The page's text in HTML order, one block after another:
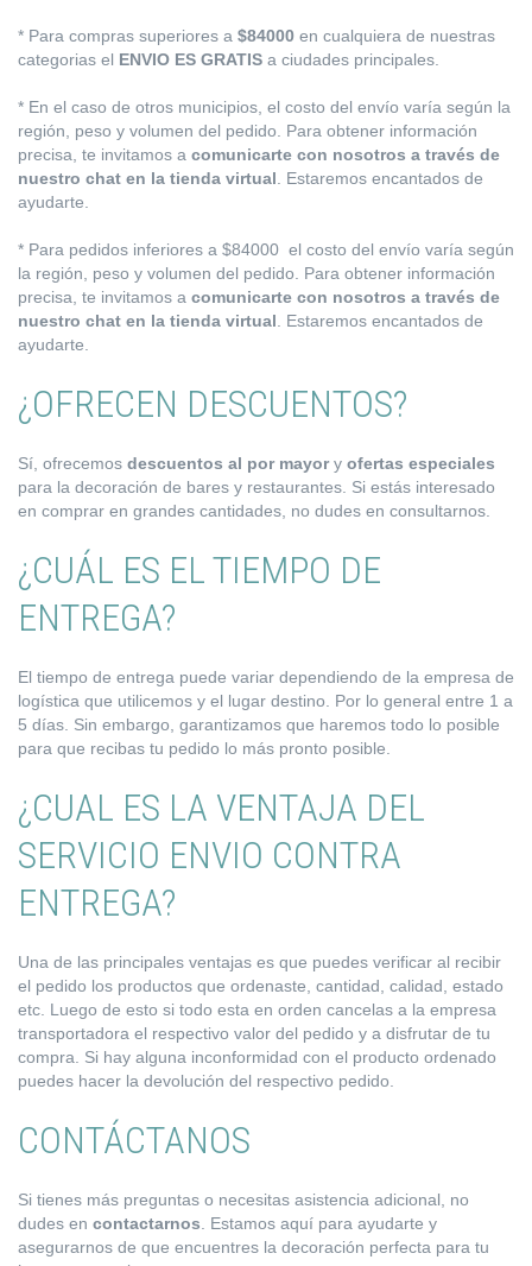
* Para compras superiores a $84000 en cualquiera de nuestras
categorias el ENVIO ES GRATIS a ciudades principales.
* En el caso de otros municipios, el costo del envío varía según la
región, peso y volumen del pedido. Para obtener información
precisa, te invitamos a comunicarte con nosotros a través de
nuestro chat en la tienda virtual . Estaremos encantados de
ayudarte.
* Para pedidos inferiores a $84000 el costo del envío varía según
la región, peso y volumen del pedido. Para obtener información
precisa, te invitamos a comunicarte con nosotros a través de
nuestro chat en la tienda virtual . Estaremos encantados de
ayudarte.
¿OFRECEN DESCUENTOS?
Sí, ofrecemos descuentos al por mayory ofertas especiales
para la decoración de bares y restaurantes. Si estás interesado
en comprar en grandes cantidades, no dudes en consultarnos.
¿CUÁL ES EL TIEMPO DE
ENTREGA?
El tiempo de entrega puede variar dependiendo de la empresa de
logística que utilicemos y el lugar destino. Por lo general entre 1 a
5 días. Sin embargo, garantizamos que haremos todo lo posible
para que recibas tu pedido lo más pronto posible.
¿CUAL ES LA VENTAJA DEL
SERVICIO ENVIO CONTRA
ENTREGA?
Una de las principales ventajas es que puedes verificar al recibir
el pedido los productos que ordenaste, cantidad, calidad, estado
etc. Luego de esto si todo esta en orden cancelas a la empresa
transportadora el respectivo valor del pedido y a disfrutar de tu
compra. Si hay alguna inconformidad con el producto ordenado
puedes hacer la devolución del respectivo pedido.
CONTÁCTANOS
Si tienes más preguntas o necesitas asistencia adicional, no
dudes en contactarnos . Estamos aquí para ayudarte y
asegurarnos de que encuentres la decoración perfecta para tu